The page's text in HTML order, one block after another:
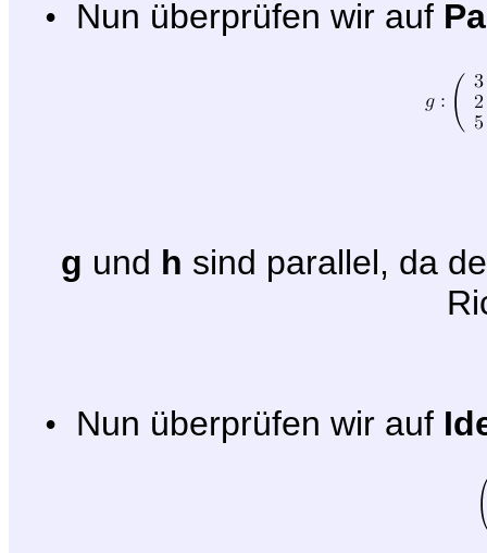
• Nun überprüfen wir auf
g und h sind parallel, da
• Nun überprüfen wir auf